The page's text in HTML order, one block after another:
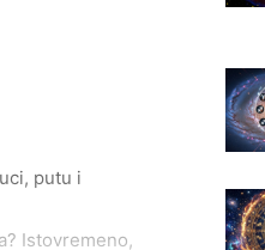
putu i
Istovremeno,